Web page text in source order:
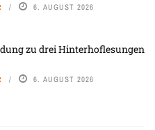
6. AUGUST 2026
zu drei Hinterhoflesungen
6. AUGUST 2026